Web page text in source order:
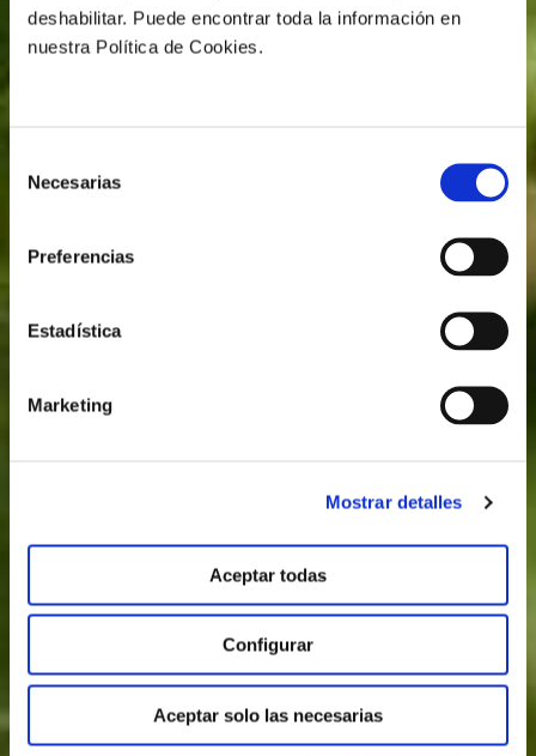
deshabilitar. Puede encontrar toda la información en
nuestra Política de Cookies.
Necesarias
Preferencias
Estadística
Marketing
Mostrar detalles
Aceptar todas
Configurar
Aceptar solo las necesarias